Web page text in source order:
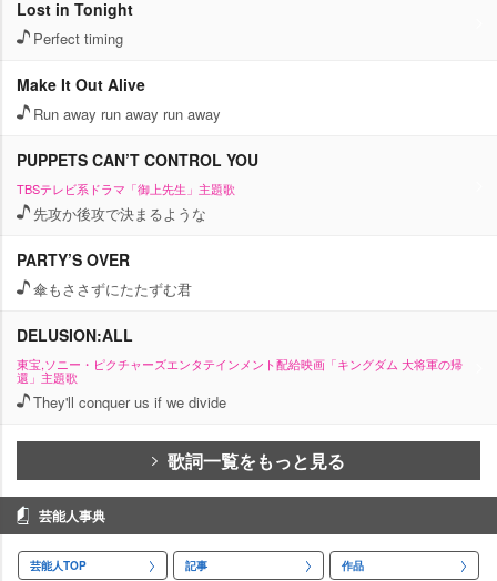
Lost in Tonight
Perfect timing
Make It Out Alive
Run away run away run away
PUPPETS CAN’T CONTROL YOU
TBSテレビ系ドラマ「御上先生」主題歌
先攻か後攻で決まるような
PARTY’S OVER
傘もささずにたたずむ君
DELUSION:ALL
東宝,ソニー・ピクチャーズエンタテインメント配給映画「キングダム 大将軍の帰
還」主題歌
They'll conquer us if we divide
歌詞一覧をもっと見る
芸能人事典
芸能人TOP 記事 作品